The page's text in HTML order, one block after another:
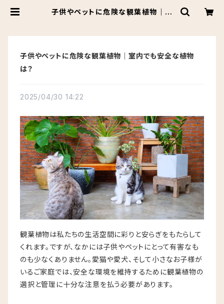
子供やペットに危険な観葉植物｜室
子供やペットに危険な観葉植物｜室内でも安全な植物
は？
2025/04/30 14:22
観葉植物は私たちの生活空間に彩りと安らぎをもたらして
くれます。ですが、なかには子供やペットにとって有害なも
のも少なくありません。愛猫や愛犬、そして小さなお子様が
いるご家庭では、安全な環境を維持するために観葉植物の
選択と管理に十分な注意を払う必要があります。